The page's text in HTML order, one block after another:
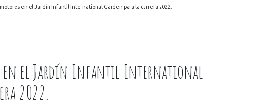
en el Jardín Infantil International Garden para la carrera 2022.
en el Jardín Infantil International
2022.